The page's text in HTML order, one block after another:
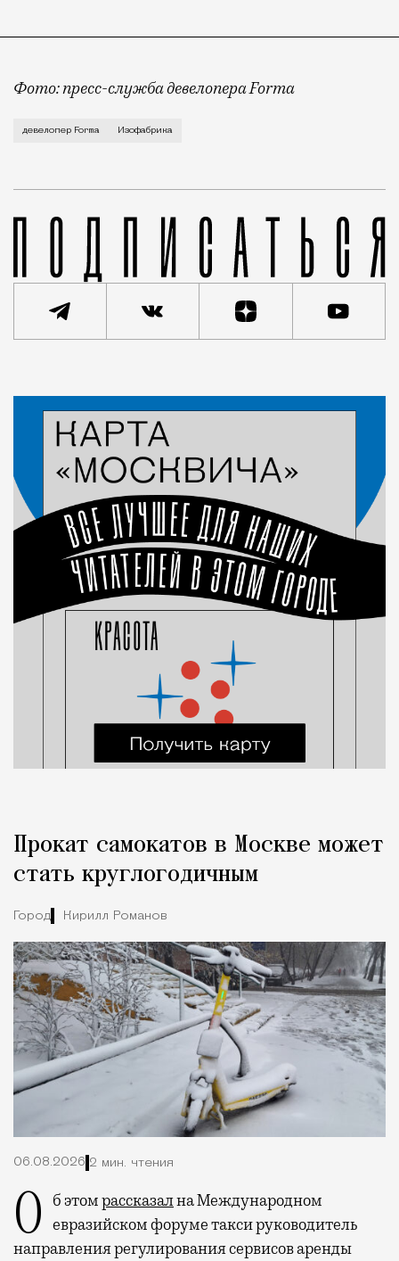
Фото: пресс-служба девелопера Forma
Корпус скульптуры и лепки Изофабрики на
девелопер Forma Изофабрика
Город
Прокат самокатов в Москве может
стать круглогодичным
Город Кирилл Романов
06.08.2026 2 мин. чтения
Об этомрассказална Международном
евразийском форуме такси руководитель
направления регулирования сервисов аренды